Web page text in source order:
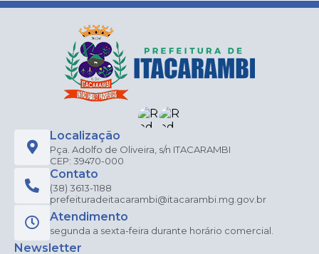
Localização
Pça. Adolfo de Oliveira, s/n ITACARAMBI
CEP: 39470-000
Contato
(38) 3613-1188
prefeituradeitacarambi@itacarambi.mg.gov.br
Atendimento
segunda a sexta-feira durante horário comercial.
Newsletter